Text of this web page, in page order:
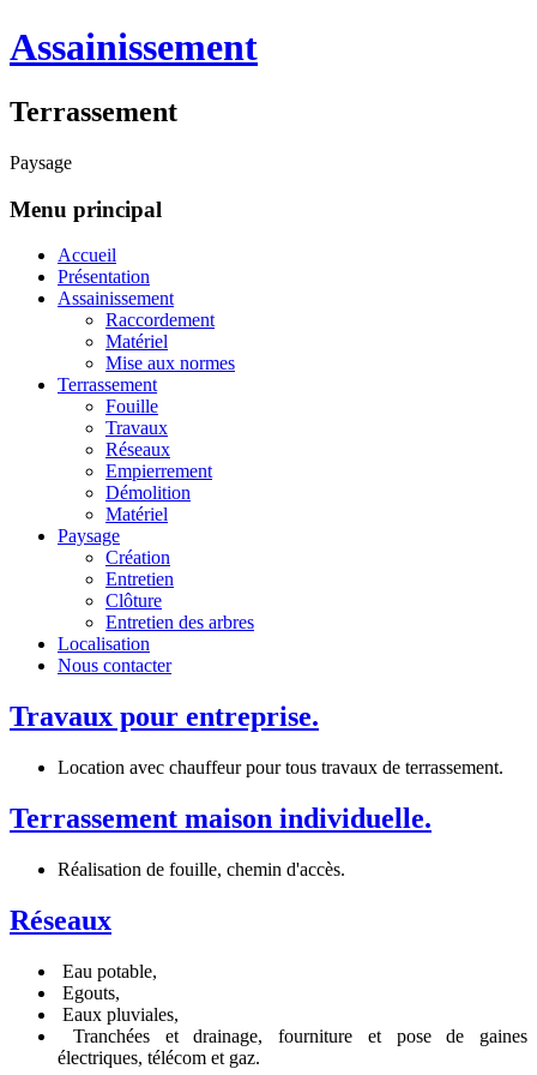
Assainissement
Terrassement
Paysage
Menu principal
Accueil
Présentation
Assainissement
Raccordement
Matériel
Mise aux normes
Terrassement
Fouille
Travaux
Réseaux
Empierrement
Démolition
Matériel
Paysage
Création
Entretien
Clôture
Entretien des arbres
Localisation
Nous contacter
Travaux pour entreprise.
Location avec chauffeur pour tous travaux de terrassement.
Terrassement maison individuelle.
Réalisation de fouille, chemin d'accès.
Réseaux
Eau potable,
Egouts,
Eaux pluviales,
Tranchées et drainage, fourniture et pose de gaines
électriques, télécom et gaz.